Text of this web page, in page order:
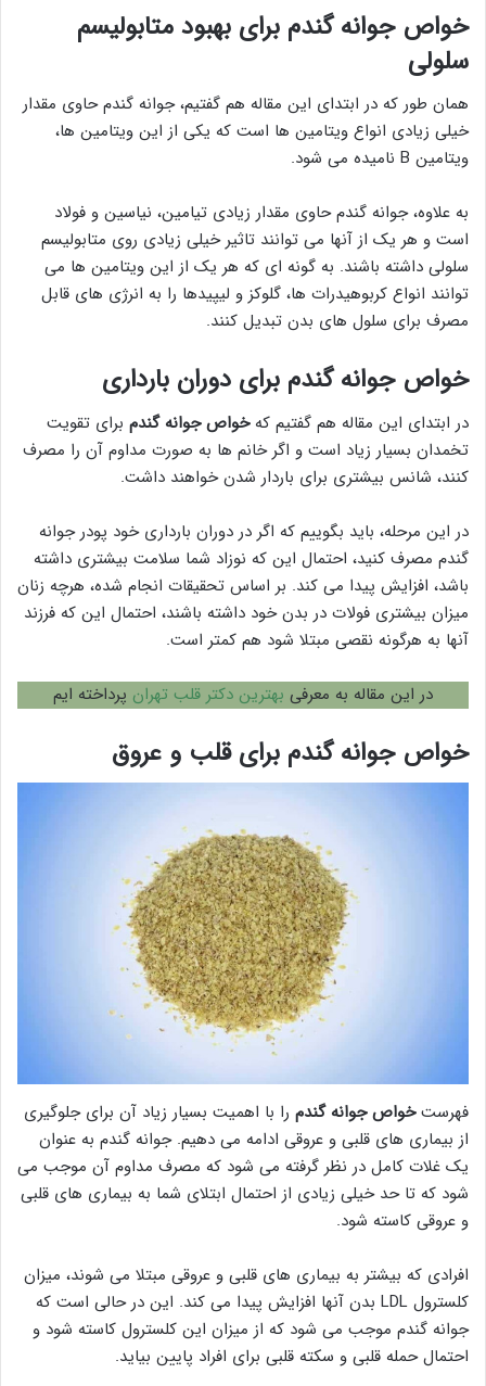
خواص جوانه گندم برای بهبود متابولیسم
سلولی
همان طور که در ابتدای این مقاله هم گفتیم، جوانه گندم حاوی مقدار
خیلی زیادی انواع ویتامین ها است که یکی از این ویتامین ها،
ویتامین B نامیده می شود.
به علاوه، جوانه گندم حاوی مقدار زیادی تیامین، نیاسین و فولاد
است و هر یک از آنها می توانند تاثیر خیلی زیادی روی متابولیسم
سلولی داشته باشند. به گونه ای که هر یک از این ویتامین ها می
توانند انواع کربوهیدرات ها، گلوکز و لیپیدها را به انرژی های قابل
مصرف برای سلول های بدن تبدیل کنند.
خواص جوانه گندم برای دوران بارداری
در ابتدای این مقاله هم گفتیم کهخواص جوانه گندم برای تقویت
تخمدان بسیار زیاد است و اگر خانم ها به صورت مداوم آن را مصرف
کنند، شانس بیشتری برای باردار شدن خواهند داشت.
در این مرحله، باید بگوییم که اگر در دوران بارداری خود پودر جوانه
گندم مصرف کنید، احتمال این که نوزاد شما سلامت بیشتری داشته
باشد، افزایش پیدا می کند. بر اساس تحقیقات انجام شده، هرچه زنان
میزان بیشتری فولات در بدن خود داشته باشند، احتمال این که فرزند
آنها به هرگونه نقصی مبتلا شود هم کمتر است.
در این مقاله به معرفی بهترین دکتر قلب تهران پرداخته ایم
خواص جوانه گندم برای قلب و عروق
فهرستخواص جوانه گندم را با اهمیت بسیار زیاد آن برای جلوگیری
از بیماری های قلبی و عروقی ادامه می دهیم. جوانه گندم به عنوان
یک غلات کامل در نظر گرفته می شود که مصرف مداوم آن موجب می
شود که تا حد خیلی زیادی از احتمال ابتلای شما به بیماری های قلبی
و عروقی کاسته شود.
افرادی که بیشتر به بیماری های قلبی و عروقی مبتلا می شوند، میزان
کلسترول LDL بدن آنها افزایش پیدا می کند. این در حالی است که
جوانه گندم موجب می شود که از میزان این کلسترول کاسته شود و
احتمال حمله قلبی و سکته قلبی برای افراد پایین بیاید.